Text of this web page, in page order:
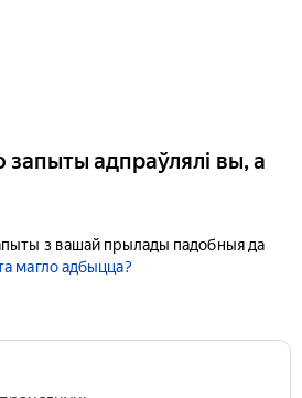
запыты адпраўлялі вы, а
з вашай прылады падобныя да
магло адбыцца?